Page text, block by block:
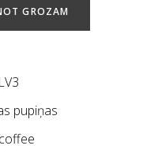
GROZAM
pupiņas